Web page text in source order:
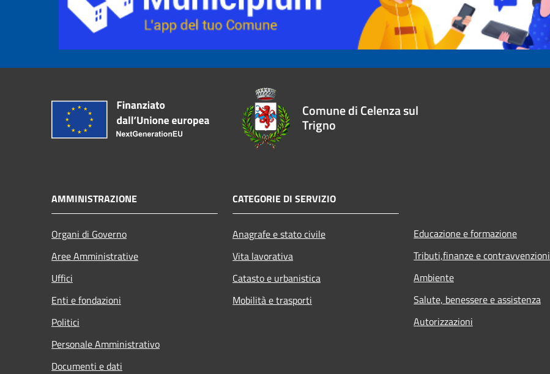
Comune di Celenza sul
Trigno
AMMINISTRAZIONE
Organi di Governo
Aree Amministrative
Uffici
Enti e fondazioni
Politici
Personale Amministrativo
Documenti e dati
CATEGORIE DI SERVIZIO
Anagrafe e stato civile
Vita lavorativa
Catasto e urbanistica
Mobilità e trasporti
Educazione e formazione
Tributi,finanze e contravvenzioni
Ambiente
Salute, benessere e assistenza
Autorizzazioni